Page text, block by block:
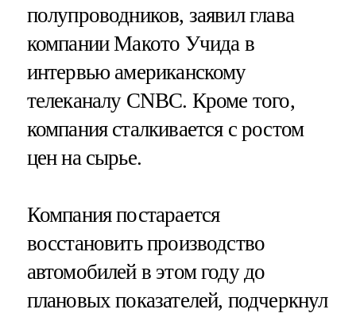
полупроводников, заявил глава
компании Макото Учида в
интервью американскому
телеканалу CNBC. Кроме того,
компания сталкивается с ростом
цен на сырье.
Компания постарается
восстановить производство
автомобилей в этом году до
плановых показателей, подчеркнул